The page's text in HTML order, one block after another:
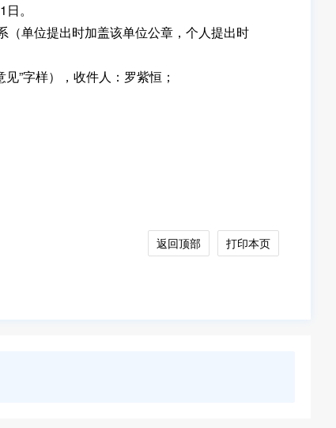
。
单位提出时加盖该单位公章，个人提出时
”字样），收件人：罗紫恒；
返回顶部 打印本页